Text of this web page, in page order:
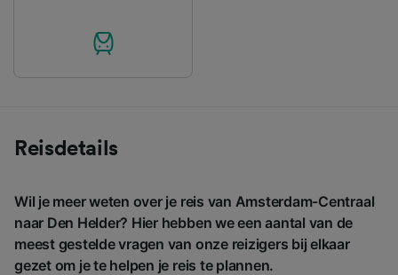
Reisdetails
Wil je meer weten over je reis van Amsterdam-Centraal
naar Den Helder? Hier hebben we een aantal van de
meest gestelde vragen van onze reizigers bij elkaar
gezet om je te helpen je reis te plannen.